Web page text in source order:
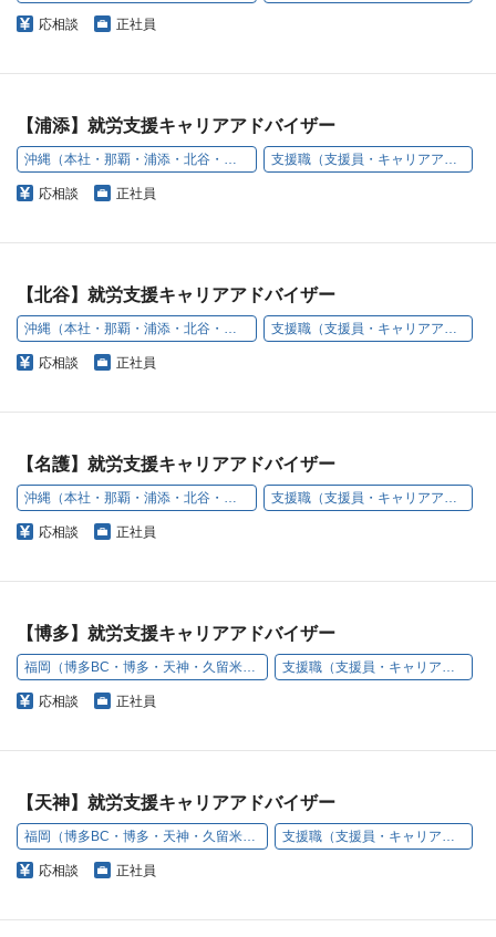
応相談 正社員
【浦添】就労支援キャリアアドバイザー
沖縄（本社・那覇・浦添・北谷・名護・豊見城） 支援職（支援員・キャリアアドバイザー）
応相談 正社員
【北谷】就労支援キャリアアドバイザー
沖縄（本社・那覇・浦添・北谷・名護・豊見城） 支援職（支援員・キャリアアドバイザー）
応相談 正社員
【名護】就労支援キャリアアドバイザー
沖縄（本社・那覇・浦添・北谷・名護・豊見城） 支援職（支援員・キャリアアドバイザー）
応相談 正社員
【博多】就労支援キャリアアドバイザー
福岡（博多BC・博多・天神・久留米・小倉・うきは） 支援職（支援員・キャリアアドバイザー）
応相談 正社員
【天神】就労支援キャリアアドバイザー
福岡（博多BC・博多・天神・久留米・小倉・うきは） 支援職（支援員・キャリアアドバイザー）
応相談 正社員